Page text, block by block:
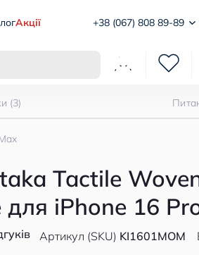
Акції +38 (067) 808 89-89
(3)
Tactile
для iPhone 16
Артикул (SKU) KI1601MOM